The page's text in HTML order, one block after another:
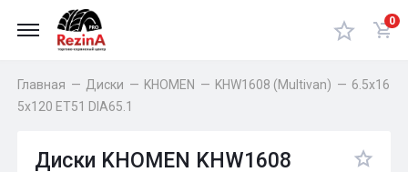
0
Главная — Диски — KHOMEN — KHW1608 (Multivan) — 6.5x16
5x120 ET51 DIA65.1
Диски KHOMEN KHW1608